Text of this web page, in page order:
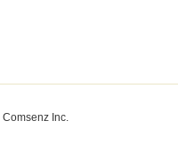
Comsenz Inc.